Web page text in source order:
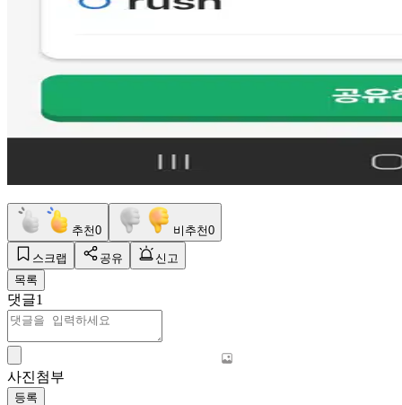
추천0 비추천0
스크랩 공유
신고
목록
댓글1
사진첨부
등록